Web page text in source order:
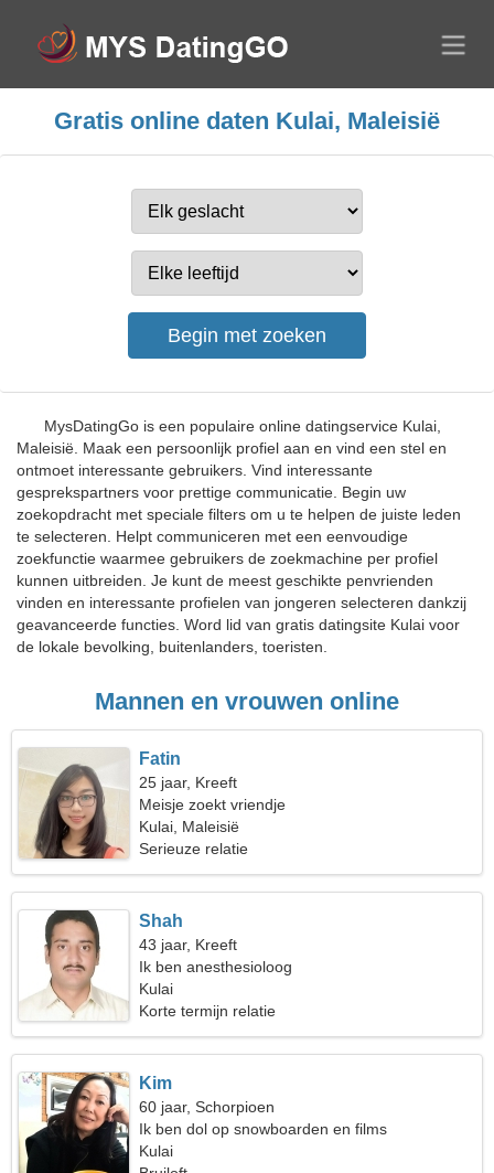
Gratis online daten Kulai, Maleisië
MysDatingGo is een populaire online datingservice Kulai,
Maleisië. Maak een persoonlijk profiel aan en vind een stel en
ontmoet interessante gebruikers. Vind interessante
gesprekspartners voor prettige communicatie. Begin uw
zoekopdracht met speciale filters om u te helpen de juiste leden
te selecteren. Helpt communiceren met een eenvoudige
zoekfunctie waarmee gebruikers de zoekmachine per profiel
kunnen uitbreiden. Je kunt de meest geschikte penvrienden
vinden en interessante profielen van jongeren selecteren dankzij
geavanceerde functies. Word lid van gratis datingsite Kulai voor
de lokale bevolking, buitenlanders, toeristen.
Mannen en vrouwen online
Fatin
25 jaar, Kreeft
Meisje zoekt vriendje
Kulai, Maleisië
Serieuze relatie
Shah
43 jaar, Kreeft
Ik ben anesthesioloog
Kulai
Korte termijn relatie
Kim
60 jaar, Schorpioen
Ik ben dol op snowboarden en films
Kulai